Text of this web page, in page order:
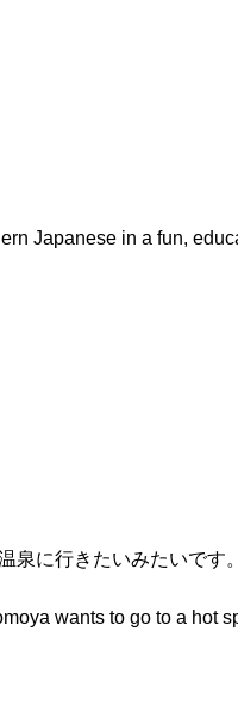
Japanese in a fun,
泉に行きたいみたいです。
wants to go to a hot